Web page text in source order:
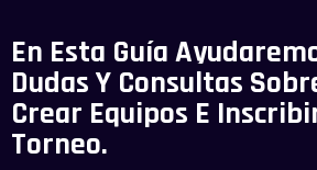
En Esta Guía
Dudas Y Consultas
Crear Equipos E
Torneo.